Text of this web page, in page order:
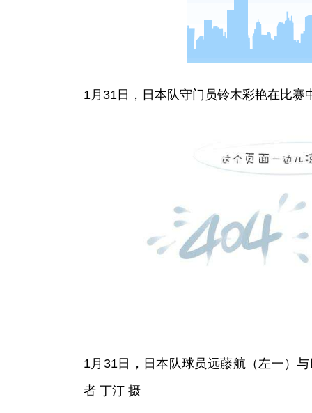
1月31日，日本队守门员铃木彩艳在比赛
1月31日，日本队球员远藤航（左一）
者 丁汀 摄